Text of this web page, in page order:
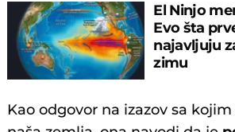
El Ninjo
Evo šta
najavljuju
zimu
Kao odgovor na izazov sa kojim